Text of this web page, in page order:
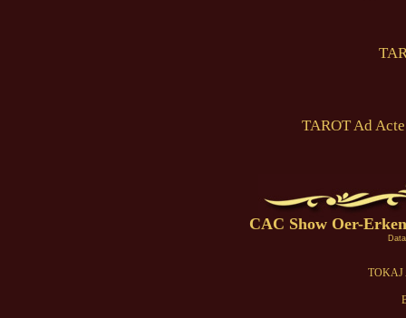
TAROT Ad
CAC Show Oer-
TOKAJ